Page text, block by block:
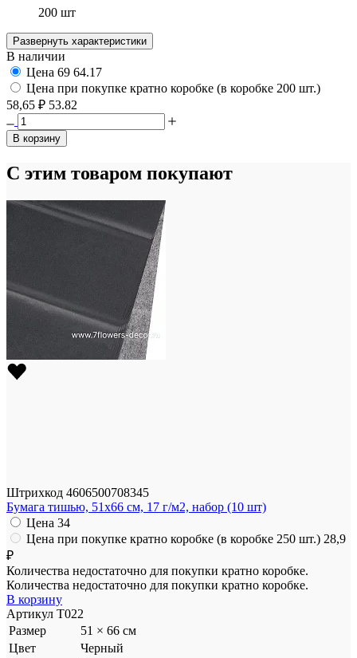
200 шт
Развернуть характеристики
В наличии
Цена 69 64.17
Цена при покупке кратно коробке (в коробке 200 шт.)
58,65 ₽ 53.82
В корзину
С этим товаром покупают
Штрихкод 4606500708345
Бумага тишью, 51x66 см, 17 г/м2, набор (10 шт)
Цена 34
Цена при покупке кратно коробке (в коробке 250 шт.) 28,9
₽
Количества недостаточно для покупки кратно коробке.
Количества недостаточно для покупки кратно коробке.
В корзину
Артикул T022
Размер
51 × 66 см
Цвет
Черный